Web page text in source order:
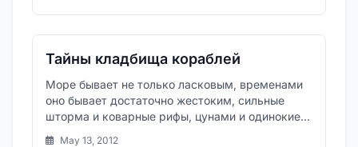
Тайны кладбища кораблей
Море бывает не только ласковым, временами
оно бывает достаточно жестоким, сильные
шторма и коварные рифы, цунами и одинокие
волны-убийцы могут легко п...
May 13, 2012